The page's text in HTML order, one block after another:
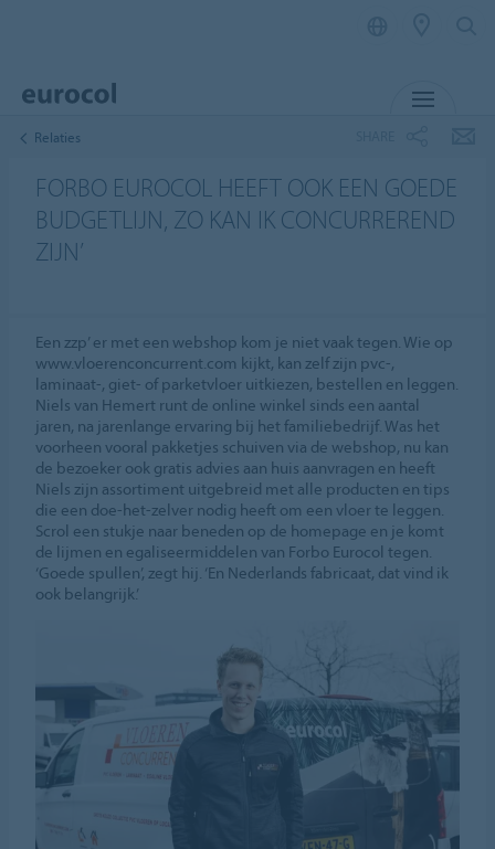
Relaties
FORBO EUROCOL HEEFT OOK EEN GOEDE
BUDGETLIJN, ZO KAN IK CONCURREREND
ZIJN’
Een zzp’ er met een webshop kom je niet vaak tegen. Wie op
www.vloerenconcurrent.com kijkt, kan zelf zijn pvc-,
laminaat-, giet- of parketvloer uitkiezen, bestellen en leggen.
Niels van Hemert runt de online winkel sinds een aantal
jaren, na jarenlange ervaring bij het familiebedrijf. Was het
voorheen vooral pakketjes schuiven via de webshop, nu kan
de bezoeker ook gratis advies aan huis aanvragen en heeft
Niels zijn assortiment uitgebreid met alle producten en tips
die een doe-het-zelver nodig heeft om een vloer te leggen.
Scrol een stukje naar beneden op de homepage en je komt
de lijmen en egaliseermiddelen van Forbo Eurocol tegen.
‘Goede spullen’, zegt hij. ‘En Nederlands fabricaat, dat vind ik
ook belangrijk.’